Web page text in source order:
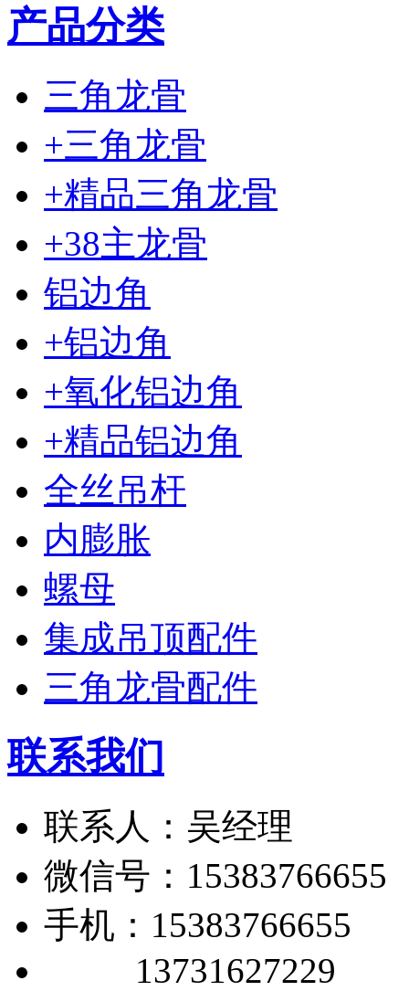
产品分类
三角龙骨
+三角龙骨
+精品三角龙骨
+38主龙骨
铝边角
+铝边角
+氧化铝边角
+精品铝边角
全丝吊杆
内膨胀
螺母
集成吊顶配件
三角龙骨配件
联系我们
联系人：吴经理
微信号：15383766655
手机：15383766655
13731627229